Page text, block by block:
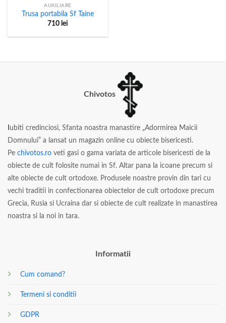
AUXILIARE
Trusa portabila Sf Taine
710 lei
Chivotos
ubiti credinciosi, Sfanta noastra manastire „Adormirea Maicii
Domnului” a lansat un magazin online cu obiecte bisericesti.
Pe chivotos.ro veti gasi o gama variata de articole bisericesti de la
obiecte de cult folosite numai in Sf. Altar pana la icoane precum si
alte obiecte de cult ortodoxe. Produsele noastre provin din tari cu
vechi traditii in confectionarea obiectelor de cult ortodoxe precum
Grecia, Rusia si Ucraina dar si obiecte de cult realizate in manastirea
noastra si la noi in tara.
Informatii
Cum comand?
Termeni si conditii
GDPR